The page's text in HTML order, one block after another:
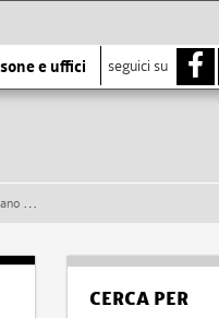
e uffici seguici su
CERCA PER